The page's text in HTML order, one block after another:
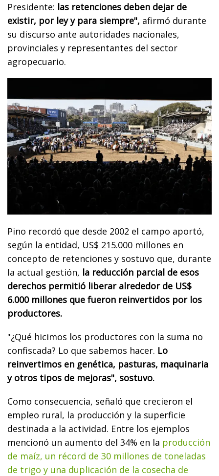
Presidente: las retenciones deben dejar de
existir, por ley y para siempre", afirmó durante
su discurso ante autoridades nacionales,
provinciales y representantes del sector
agropecuario.
Pino recordó que desde 2002 el campo aportó,
según la entidad, US$ 215.000 millones en
concepto de retenciones y sostuvo que, durante
la actual gestión, la reducción parcial de esos
derechos permitió liberar alrededor de US$
6.000 millones que fueron reinvertidos por los
productores.
"¿Qué hicimos los productores con la suma no
confiscada? Lo que sabemos hacer. Lo
reinvertimos en genética, pasturas, maquinaria
y otros tipos de mejoras", sostuvo.
Como consecuencia, señaló que crecieron el
empleo rural, la producción y la superficie
destinada a la actividad. Entre los ejemplos
mencionó un aumento del 34% en la producción
de maíz, un récord de 30 millones de toneladas
de trigo y una duplicación de la cosecha de